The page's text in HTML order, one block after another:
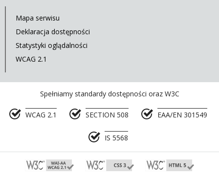
Mapa serwisu
Deklaracja dostępności
Statystyki oglądalności
WCAG 2.1
Spełniamy standardy dostępności oraz W3C
WCAG 2.1 SECTION 508 EAA/EN 301549
IS 5568